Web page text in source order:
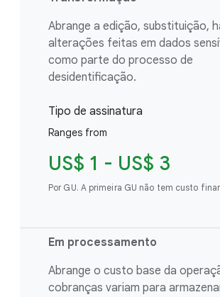
Abrange a edição, substituição,
alterações feitas em dados
como parte do processo de
desidentificação.
Tipo de assinatura
Ranges from
US$ 1 - US$ 3
Por GU. A primeira GU não tem custo
Em processamento
Abrange o custo base da
cobranças variam para